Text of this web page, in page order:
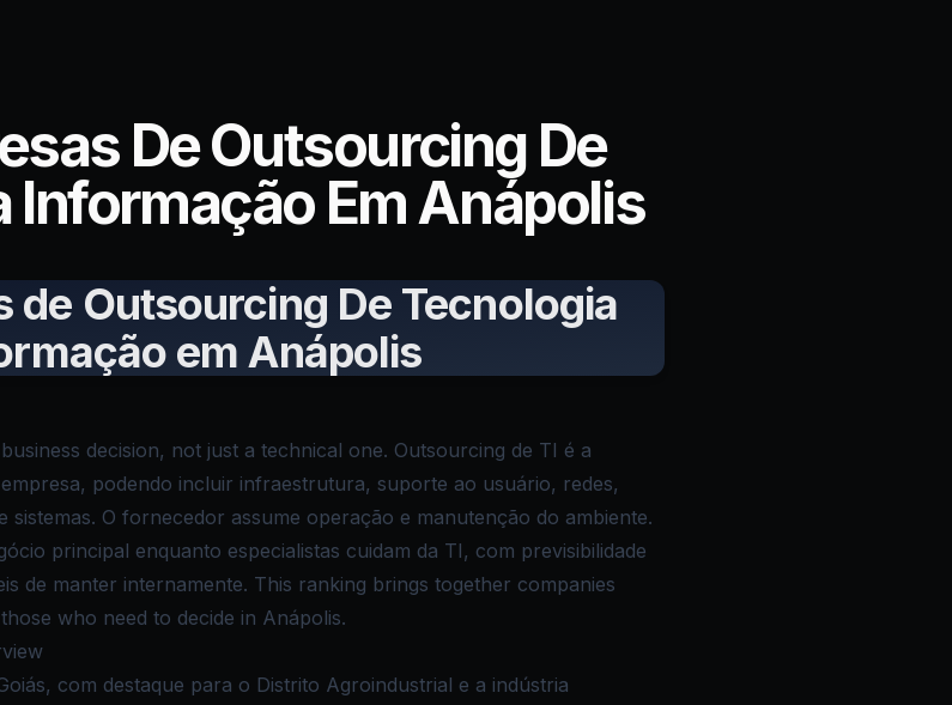
De Outsourcing De
Informação Em Anápolis
de Outsourcing De Tecnologia
em Anápolis
decision, not just a technical one. Outsourcing de TI é a
podendo incluir infraestrutura, suporte ao usuário, redes,
sistemas. O fornecedor assume operação e manutenção do ambiente.
principal enquanto especialistas cuidam da TI, com previsibilidade
de manter internamente. This ranking brings together companies
who need to decide in Anápolis.
com destaque para o Distrito Agroindustrial e a indústria